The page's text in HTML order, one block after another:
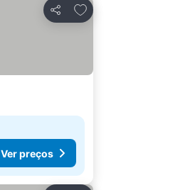
Partilhar
Adicionar aos favoritos
Ver preços